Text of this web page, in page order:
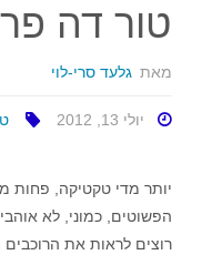
טור דה
מאת גלעד סרי-לוי
יולי 13, 2012
יותר מדי טקטיקה, פחות
הפשוטים, כמוני, לא
רוצים לראות את